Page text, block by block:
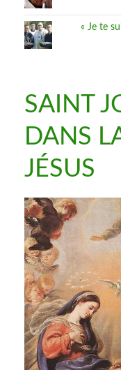
« Je te
SAINT
DANS
JÉSUS